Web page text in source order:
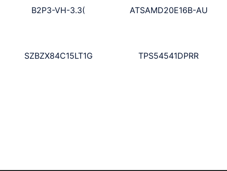
B2P3-VH-3.3( ATSAMD20E16B-AU
SZBZX84C15LT1G TPS54541DPRR